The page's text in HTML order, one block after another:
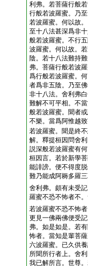
利弗。若菩薩行般
行般若波羅蜜。乃
若波羅蜜。何以故
至十八法甚深爲非
般若波羅蜜。不行
波羅蜜。何以故。
陰。若十八法難持
弗。菩薩行般若波
爲行般若波羅蜜。
者爲非五陰。乃至
非十八法。舍利弗
難解不可平相。不
般若波羅蜜。聞者
不樂。當爲阿惟越
若波羅蜜。聞是終
解。釋提桓因問舍
説深般若波羅蜜有
桓因言。若於新學
能誹謗。便不得度
難乃能成阿耨多羅
舍利弗。頗有未受記
羅蜜不恐不怖者不
若波羅蜜不恐不怖
更見一佛兩佛便受
弗。如是如是。若
怖者。當知是輩菩
六波羅蜜。已久供
所聞所行者上。舍
我已解所言。世尊